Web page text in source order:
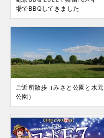
場でBBQしてきました
ご近所散歩（みさと公園と水元
公園）